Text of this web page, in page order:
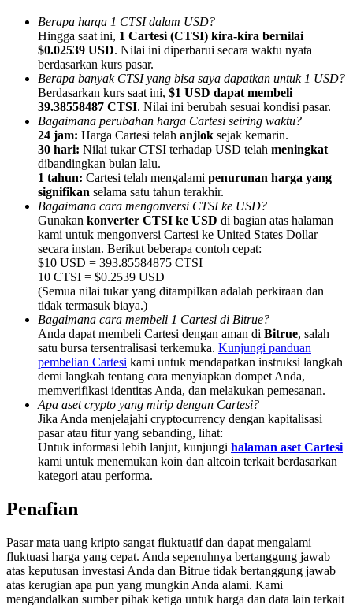
Referensi
Undang teman untuk mendapatkan imbalan tunai
BTC Welcome Rewards
BTC Welcome Rewards
Deposit & Trade BTC to Share 25000 USDT prize pool!
Deposit CASHCAT & Win
Exclusive for BitMart Users
Register & Trade to Win 500,000 USDT
Berapa harga 1 CTSI dalam USD?
Hingga saat ini, 1 Cartesi (CTSI) kira-kira bernilai
$0.02539 USD. Nilai ini diperbarui secara waktu nyata
berdasarkan kurs pasar.
Berapa banyak CTSI yang bisa saya dapatkan untuk 1 USD?
Berdasarkan kurs saat ini, $1 USD dapat membeli
39.38558487 CTSI. Nilai ini berubah sesuai kondisi pasar.
Bagaimana perubahan harga Cartesi seiring waktu?
24 jam: Harga Cartesi telah anjlok sejak kemarin.
30 hari: Nilai tukar CTSI terhadap USD telah meningkat
dibandingkan bulan lalu.
1 tahun: Cartesi telah mengalami penurunan harga yang
signifikan selama satu tahun terakhir.
Bagaimana cara mengonversi CTSI ke USD?
Gunakan konverter CTSI ke USD di bagian atas halaman
kami untuk mengonversi Cartesi ke United States Dollar
secara instan. Berikut beberapa contoh cepat:
$10 USD = 393.85584875 CTSI
10 CTSI = $0.2539 USD
(Semua nilai tukar yang ditampilkan adalah perkiraan dan
tidak termasuk biaya.)
Bagaimana cara membeli 1 Cartesi di Bitrue?
Anda dapat membeli Cartesi dengan aman di Bitrue, salah
satu bursa tersentralisasi terkemuka. Kunjungi panduan
pembelian Cartesi kami untuk mendapatkan instruksi langkah
demi langkah tentang cara menyiapkan dompet Anda,
memverifikasi identitas Anda, dan melakukan pemesanan.
Apa aset crypto yang mirip dengan Cartesi?
Jika Anda menjelajahi cryptocurrency dengan kapitalisasi
pasar atau fitur yang sebanding, lihat:
Untuk informasi lebih lanjut, kunjungi halaman aset Cartesi
kami untuk menemukan koin dan altcoin terkait berdasarkan
kategori atau performa.
Penafian
Pasar mata uang kripto sangat fluktuatif dan dapat mengalami
fluktuasi harga yang cepat. Anda sepenuhnya bertanggung jawab
atas keputusan investasi Anda dan Bitrue tidak bertanggung jawab
atas kerugian apa pun yang mungkin Anda alami. Kami
mengandalkan sumber pihak ketiga untuk harga dan data lain terkait